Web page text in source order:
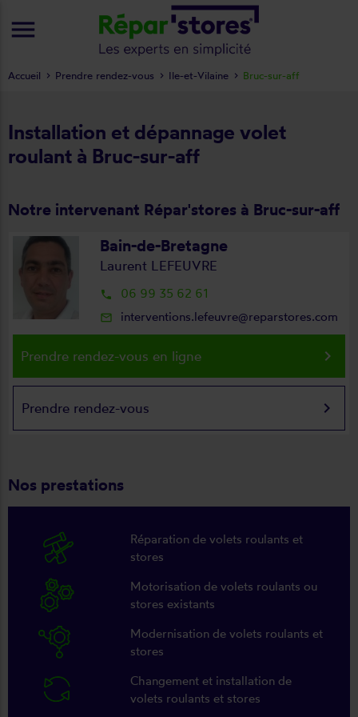
Installation et dépannage volet
roulant à Bruc-sur-aff
Notre intervenant Répar'stores à Bruc-sur-aff
Bain-de-Bretagne
Laurent LEFEUVRE
local_phone 06 99 35 62 61
mail_outline interventions.lefeuvre@reparstores.com
Prendre rendez-vous en ligne keyboard_arrow_right
Prendre rendez-vous keyboard_arrow_right
Nos prestations
Réparation de volets roulants et
stores
Motorisation de volets roulants ou
stores existants
Modernisation de volets roulants et
stores
Changement et installation de
volets roulants et stores
Accueil Prendre rendez-vous Ile-et-Vilaine Bruc-sur-aff
menu